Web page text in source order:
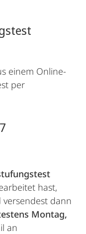
einem Online-
per
hast,
versendest dann
Montag,
an